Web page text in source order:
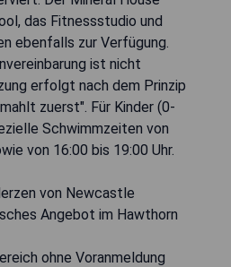
das Fitnessstudio und
ebenfalls zur Verfügung.
ist nicht
erfolgt nach dem Prinzip
zuerst". Für Kinder (0-
Schwimmzeiten von
von 16:00 bis 19:00 Uhr.
von Newcastle
Angebot im Hawthorn
ohne Voranmeldung